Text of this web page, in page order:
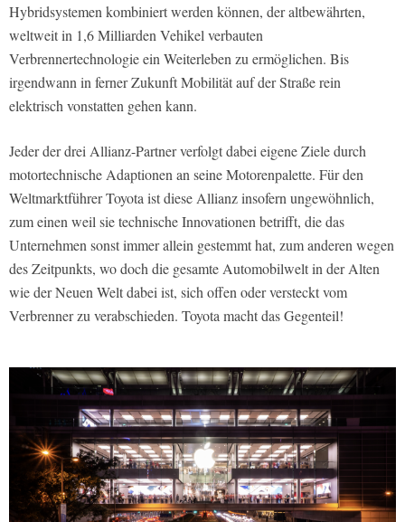
Hybridsystemen kombiniert werden können, der altbewährten,
weltweit in 1,6 Milliarden Vehikel verbauten
Verbrennertechnologie ein Weiterleben zu ermöglichen. Bis
irgendwann in ferner Zukunft Mobilität auf der Straße rein
elektrisch vonstatten gehen kann.
Jeder der drei Allianz-Partner verfolgt dabei eigene Ziele durch
motortechnische Adaptionen an seine Motorenpalette. Für den
Weltmarktführer Toyota ist diese Allianz insofern ungewöhnlich,
zum einen weil sie technische Innovationen betrifft, die das
Unternehmen sonst immer allein gestemmt hat, zum anderen wegen
des Zeitpunkts, wo doch die gesamte Automobilwelt in der Alten
wie der Neuen Welt dabei ist, sich offen oder versteckt vom
Verbrenner zu verabschieden. Toyota macht das Gegenteil!